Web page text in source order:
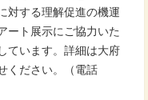
対する理解促進の機運
ート展示にご協力いた
ています。詳細は大府
ください。（電話